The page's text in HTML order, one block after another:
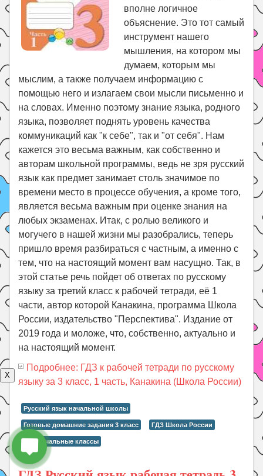
вполне логичное
объяснение. Это тот самый
инструмент нашего
мышления, на котором мы
думаем, которым мы
мыслим, а также получаем информацию с
помощью него и излагаем свои мысли письменно и
на словах. Именно поэтому знание языка, родного
языка, позволяет поднять уровень качества
коммуникаций как "к себе", так и "от себя". Нам
кажется это весьма важным, как собственно и
авторам школьной программы, ведь не зря русский
язык как предмет занимает столь значимое по
времени место в процессе обучения, а кроме того,
является весьма важным при оценке знания на
любых экзаменах. Итак, с ролью великого и
могучего в нашей жизни мы разобрались, теперь
пришло время разбираться с частным, а именно с
тем, что на настоящий момент вам насущно. Так, в
этой статье речь пойдет об ответах по русскому
языку за третий класс к рабочей тетради, её 1
части, автор которой Канакина, программа Школа
России, издательство "Перспектива". Издание от
2019 года и моложе, что, собственно, актуально и
на настоящий момент.
Подробнее: ГДЗ к рабочей тетради по русскому
языку за 3 класс, 1 часть, Канакина (Школа России)
Русский язык начальной школы
Готовые домашние задания 3 класс ГДЗ Школа России
ГДЗ начальные классы
X